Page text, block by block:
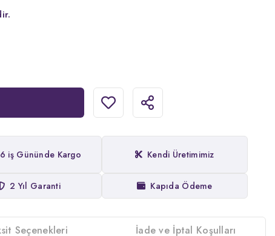
iş Gününde Kargo Kendi Üretimimiz
2 Yıl Garanti Kapıda Ödeme
Seçenekleri İade ve İptal Koşulları